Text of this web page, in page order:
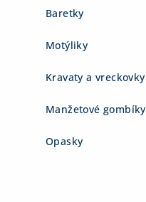
Baretky
Motýliky
Kravaty a vreckovky
Manžetové gombíky
Opasky